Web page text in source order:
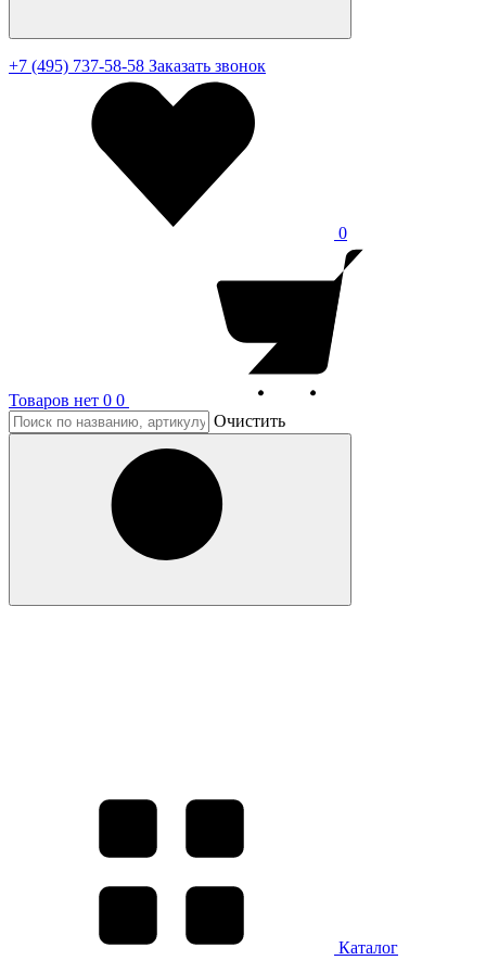
+7 (495) 737-58-58 Заказать звонок
0
Товаров нет 0 0
Очистить
Каталог